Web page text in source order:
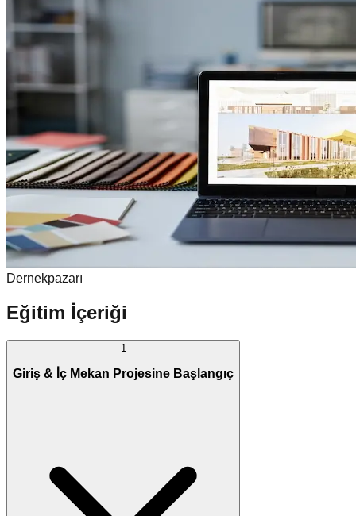
Dernekpazarı
Eğitim İçeriği
1
Giriş & İç Mekan Projesine Başlangıç